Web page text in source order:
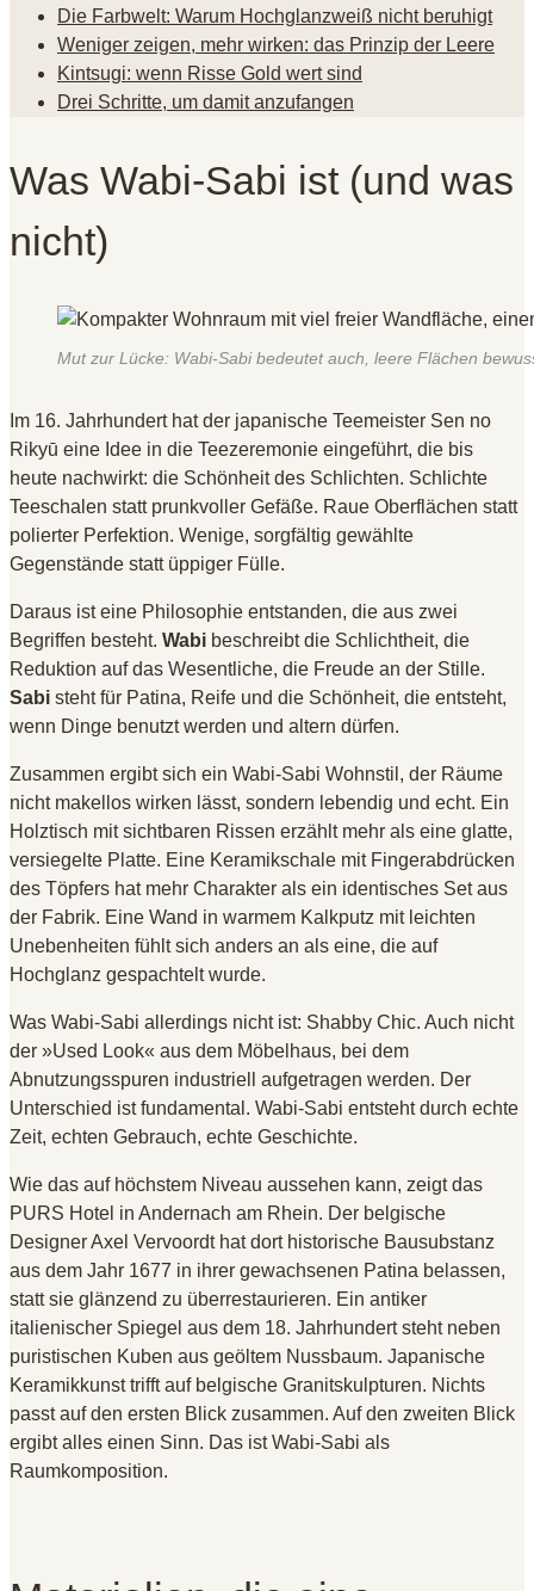
Die Farbwelt: Warum Hochglanzweiß nicht beruhigt
Weniger zeigen, mehr wirken: das Prinzip der Leere
Kintsugi: wenn Risse Gold wert sind
Drei Schritte, um damit anzufangen
Was Wabi-Sabi ist (und was
nicht)
Mut zur Lücke: Wabi-Sabi bedeutet auch, leere Flächen
Im 16. Jahrhundert hat der japanische Teemeister Sen no
Rikyū eine Idee in die Teezeremonie eingeführt, die bis
heute nachwirkt: die Schönheit des Schlichten. Schlichte
Teeschalen statt prunkvoller Gefäße. Raue Oberflächen statt
polierter Perfektion. Wenige, sorgfältig gewählte
Gegenstände statt üppiger Fülle.
Daraus ist eine Philosophie entstanden, die aus zwei
Begriffen besteht. Wabi beschreibt die Schlichtheit, die
Reduktion auf das Wesentliche, die Freude an der Stille.
Sabi steht für Patina, Reife und die Schönheit, die entsteht,
wenn Dinge benutzt werden und altern dürfen.
Zusammen ergibt sich ein Wabi-Sabi Wohnstil, der Räume
nicht makellos wirken lässt, sondern lebendig und echt. Ein
Holztisch mit sichtbaren Rissen erzählt mehr als eine glatte,
versiegelte Platte. Eine Keramikschale mit Fingerabdrücken
des Töpfers hat mehr Charakter als ein identisches Set aus
der Fabrik. Eine Wand in warmem Kalkputz mit leichten
Unebenheiten fühlt sich anders an als eine, die auf
Hochglanz gespachtelt wurde.
Was Wabi-Sabi allerdings nicht ist: Shabby Chic. Auch nicht
der »Used Look« aus dem Möbelhaus, bei dem
Abnutzungsspuren industriell aufgetragen werden. Der
Unterschied ist fundamental. Wabi-Sabi entsteht durch echte
Zeit, echten Gebrauch, echte Geschichte.
Wie das auf höchstem Niveau aussehen kann, zeigt das
PURS Hotel in Andernach am Rhein. Der belgische
Designer Axel Vervoordt hat dort historische Bausubstanz
aus dem Jahr 1677 in ihrer gewachsenen Patina belassen,
statt sie glänzend zu überrestaurieren. Ein antiker
italienischer Spiegel aus dem 18. Jahrhundert steht neben
puristischen Kuben aus geöltem Nussbaum. Japanische
Keramikkunst trifft auf belgische Granitskulpturen. Nichts
passt auf den ersten Blick zusammen. Auf den zweiten Blick
ergibt alles einen Sinn. Das ist Wabi-Sabi als
Raumkomposition.